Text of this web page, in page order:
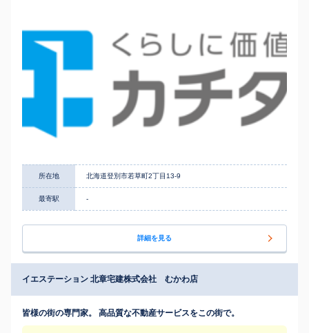
所在地 北海道登別市若草町2丁目13-9
最寄駅 -
詳細を見る
イエステーション 北章宅建株式会社 むかわ店
皆様の街の専門家。 高品質な不動産サービスをこの街で。